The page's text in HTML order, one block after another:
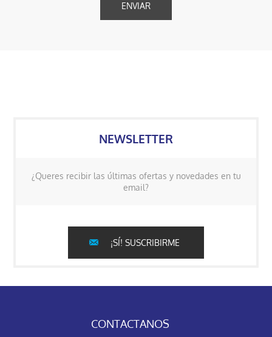
NEWSLETTER
¿Queres recibir las últimas ofertas y novedades en tu
email?
¡SÍ! SUSCRIBIRME
CONTACTANOS